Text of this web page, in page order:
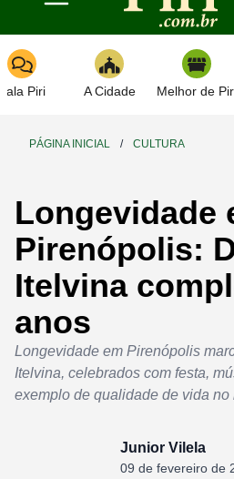
Toggle navigation
Piri A Cidade Melhor de
PÁGINA INICIAL / CULTURA
Longevidade
Pirenópolis:
Itelvina
anos
Longevidade em Pirenópolis
Itelvina, celebrados com festa,
exemplo de qualidade de vida no
Junior Vilela
09 de fevereiro de